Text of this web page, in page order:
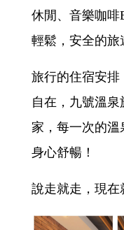
休閒、音樂咖啡
輕鬆，安全的旅
旅行的住宿安排
自在，九號溫
家，每一次的溫
身心舒暢！
說走就走，現在